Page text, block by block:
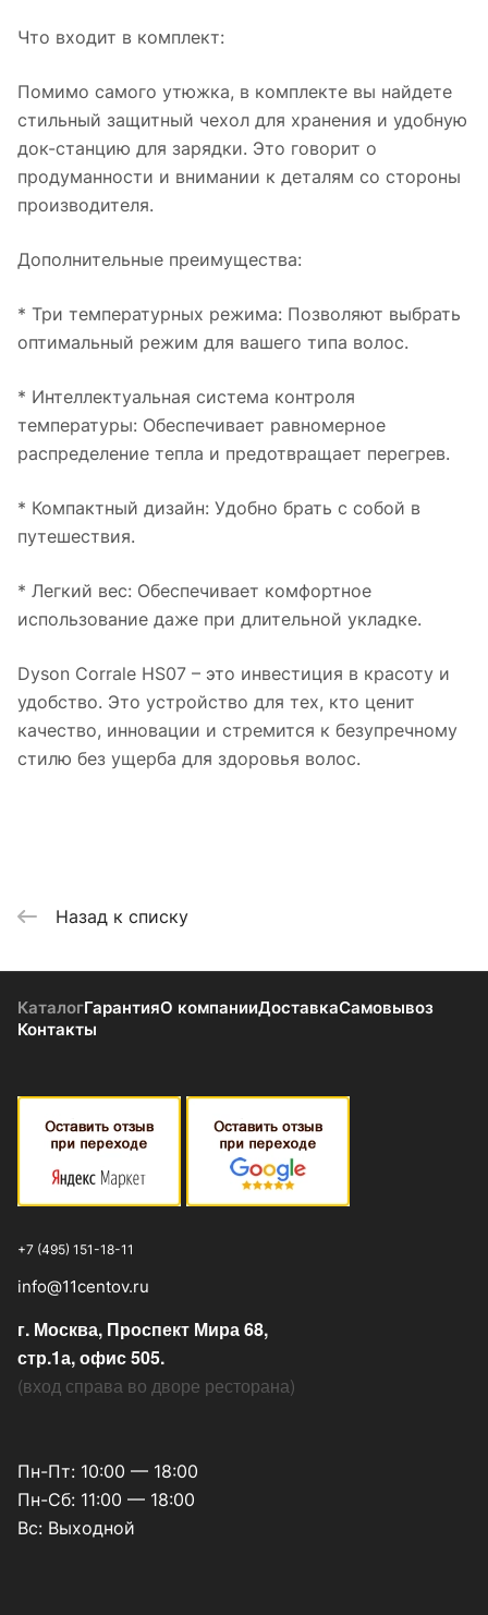
Что входит в комплект:
Помимо самого утюжка, в комплекте вы найдете
стильный защитный чехол для хранения и удобную
док-станцию для зарядки. Это говорит о
продуманности и внимании к деталям со стороны
производителя.
Дополнительные преимущества:
* Три температурных режима: Позволяют выбрать
оптимальный режим для вашего типа волос.
* Интеллектуальная система контроля
температуры: Обеспечивает равномерное
распределение тепла и предотвращает перегрев.
* Компактный дизайн: Удобно брать с собой в
путешествия.
* Легкий вес: Обеспечивает комфортное
использование даже при длительной укладке.
Dyson Corrale HS07 – это инвестиция в красоту и
удобство. Это устройство для тех, кто ценит
качество, инновации и стремится к безупречному
стилю без ущерба для здоровья волос.
Назад к списку
КаталогГарантияО компанииДоставкаСамовывоз
Контакты
+7 (495) 151-18-11
info@11centov.ru
г. Москва, Проспект Мира 68,
стр.1а, офис 505.
(вход справа во дворе ресторана)
Пн-Пт: 10:00 — 18:00
Пн-Сб: 11:00 — 18:00
Вс: Выходной